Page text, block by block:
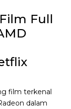
Full
film terkenal
dalam